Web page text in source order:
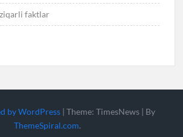
faktlar
by WordPress | Theme: TimesNews | By
ThemeSpiral.com.